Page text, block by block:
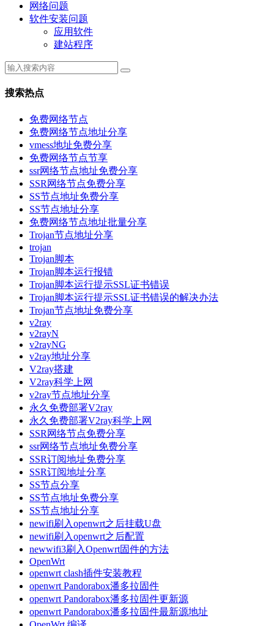
网络问题
软件安装问题
应用软件
建站程序
搜索热点
免费网络节点
免费网络节点地址分享
vmess地址免费分享
免费网络节点节享
ssr网络节点地址免费分享
SSR网络节点免费分享
SS节点地址免费分享
SS节点地址分享
免费网络节点地址批量分享
Trojan节点地址分享
trojan
Trojan脚本
Trojan脚本运行报错
Trojan脚本运行提示SSL证书错误
Trojan脚本运行提示SSL证书错误的解决办法
Trojan节点地址免费分享
v2ray
v2rayN
v2rayNG
v2ray地址分享
V2ray搭建
V2ray科学上网
v2ray节点地址分享
永久免费部署V2ray
永久免费部署V2ray科学上网
SSR网络节点免费分享
ssr网络节点地址免费分享
SSR订阅地址免费分享
SSR订阅地址分享
SS节点分享
SS节点地址免费分享
SS节点地址分享
newifi刷入openwrt之后挂载U盘
newifi刷入openwrt之后配置
newwifi3刷入Openwrt固件的方法
OpenWrt
openwrt clash插件安装教程
openwrt Pandorabox潘多拉固件
openwrt Pandorabox潘多拉固件更新源
openwrt Pandorabox潘多拉固件最新源地址